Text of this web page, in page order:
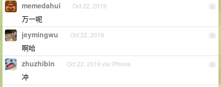
3
memedahui Oct 22, 2019
万一呢
4
jeymingwu Oct 22, 2019
啊哈
5
zhuzhibin Oct 22, 2019 via iPhone
冲